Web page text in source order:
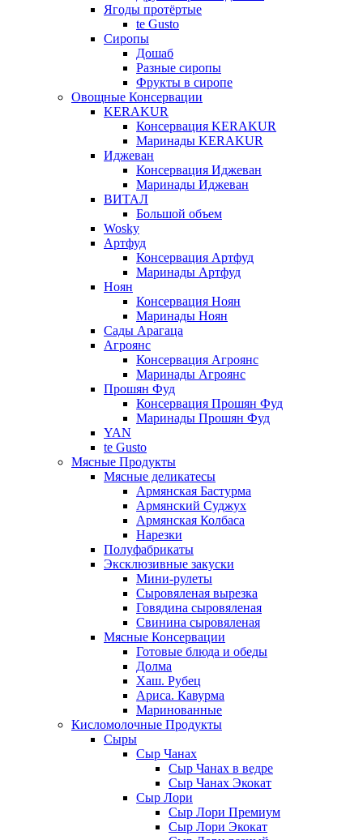
Ягоды протёртые
te Gusto
Сиропы
Дошаб
Разные сиропы
Фрукты в сиропе
Овощные Консервации
KERAKUR
Консервация KERAKUR
Маринады KERAKUR
Иджеван
Консервация Иджеван
Маринады Иджеван
ВИТАЛ
Большой объем
Wosky
Артфуд
Консервация Артфуд
Маринады Артфуд
Ноян
Консервация Ноян
Маринады Ноян
Сады Арагаца
Агроянс
Консервация Агроянс
Маринады Агроянс
Прошян Фуд
Консервация Прошян Фуд
Маринады Прошян Фуд
YAN
te Gusto
Мясные Продукты
Мясные деликатесы
Армянская Бастурма
Армянский Суджух
Армянская Колбаса
Нарезки
Полуфабрикаты
Эксклюзивные закуски
Мини-рулеты
Сыровяленая вырезка
Говядина сыровяленая
Свинина сыровяленая
Мясные Консервации
Готовые блюда и обеды
Долма
Хаш. Рубец
Ариса. Кавурма
Маринованные
Кисломолочные Продукты
Сыры
Сыр Чанах
Сыр Чанах в ведре
Сыр Чанах Экокат
Сыр Лори
Сыр Лори Премиум
Сыр Лори Экокат